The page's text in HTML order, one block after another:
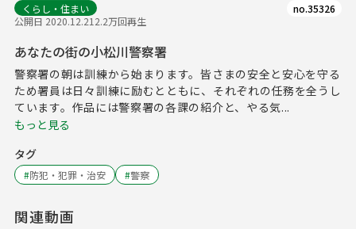
くらし・住まい
公開日 2020.12.212.2万回再生
no.35326
あなたの街の小松川警察署
警察署の朝は訓練から始まります。皆さまの安全と安心を守る
ため署員は日々訓練に励むとともに、それぞれの任務を全うし
ています。作品には警察署の各課の紹介と、やる気...
もっと見る
タグ
#防犯・犯罪・治安 #警察
関連動画